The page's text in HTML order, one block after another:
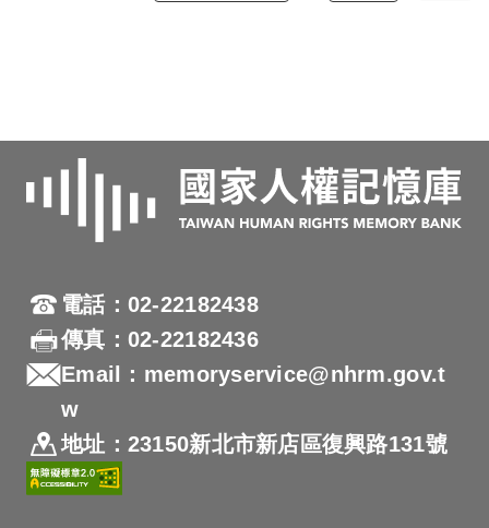
電話：02-22182438
傳真：02-22182436
Email：memoryservice@nhrm.gov.t
w
地址：23150新北市新店區復興路131號